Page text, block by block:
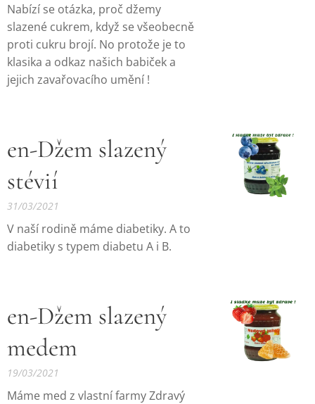
Nabízí se otázka, proč džemy
slazené cukrem, když se všeobecně
proti cukru brojí. No protože je to
klasika a odkaz našich babiček a
jejich zavařovacího umění !
en-Džem slazený
stévií
31/03/2021
V naší rodině máme diabetiky. A to
diabetiky s typem diabetu A i B.
en-Džem slazený
medem
19/03/2021
Máme med z vlastní farmy Zdravý